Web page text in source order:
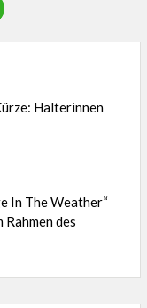
Halterinnen
In The Weather“
des